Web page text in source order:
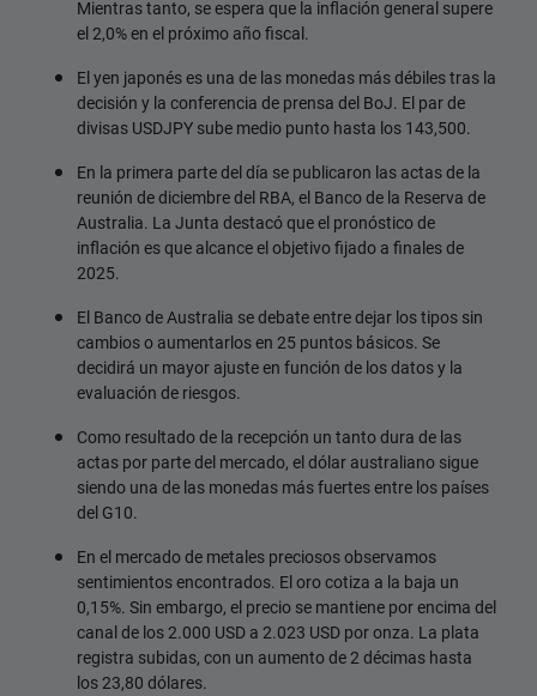
Mientras tanto, se espera que la inflación general supere
el 2,0% en el próximo año fiscal.
El yen japonés es una de las monedas más débiles tras la
decisión y la conferencia de prensa del BoJ. El par de
divisas USDJPY sube medio punto hasta los 143,500.
En la primera parte del día se publicaron las actas de la
reunión de diciembre del RBA, el Banco de la Reserva de
Australia. La Junta destacó que el pronóstico de
inflación es que alcance el objetivo fijado a finales de
2025.
El Banco de Australia se debate entre dejar los tipos sin
cambios o aumentarlos en 25 puntos básicos. Se
decidirá un mayor ajuste en función de los datos y la
evaluación de riesgos.
Como resultado de la recepción un tanto dura de las
actas por parte del mercado, el dólar australiano sigue
siendo una de las monedas más fuertes entre los países
del G10.
En el mercado de metales preciosos observamos
sentimientos encontrados. El oro cotiza a la baja un
0,15%. Sin embargo, el precio se mantiene por encima del
canal de los 2.000 USD a 2.023 USD por onza. La plata
registra subidas, con un aumento de 2 décimas hasta
los 23,80 dólares.